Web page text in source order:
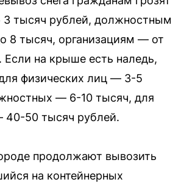
тысяч рублей, должностным
8 тысяч, организациям — от
на крыше есть наледь,
физических лиц — 3-5
— 6-10 тысяч, для
50 тысяч рублей.
продолжают вывозить
на контейнерных